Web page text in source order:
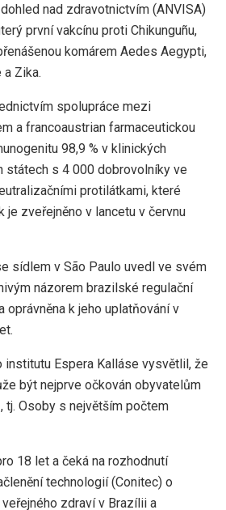
nad zdravotnictvím (ANVISA)
první vakcínu proti Chikunguñu,
komárem Aedes Aegypti,
Zika.
spolupráce mezi
a francoaustrian farmaceutickou
98,9 % v klinických
státech s 4 000 dobrovolníky ve
protilátkami, které
je zveřejněno v lancetu v červnu
sídlem v São Paulo uvedl ve svém
názorem brazilské regulační
oprávněna k jeho uplatňování v
institutu Espera Kalláse vysvětlil, že
být nejprve očkován obyvatelům
tj. Osoby s největším počtem
18 let a čeká na rozhodnutí
technologií (Conitec) o
zdraví v Brazílii a